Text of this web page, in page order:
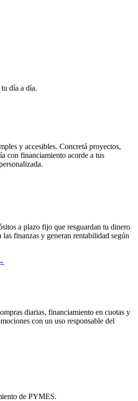
día a día.
y accesibles. Concretá proyectos,
con financiamiento acorde a tus
a plazo fijo que resguardan tu dinero
las finanzas y generan rentabilidad según
diarias, financiamiento en cuotas y
con un uso responsable del
de PYMES.